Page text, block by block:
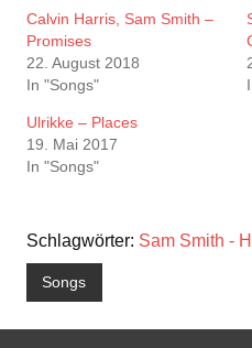
Calvin Harris, Sam Smith –
Promises
22. August 2018
In "Songs"
Ulrikke – Places
19. Mai 2017
In "Songs"
Schlagwörter: Sam Smith -
Songs